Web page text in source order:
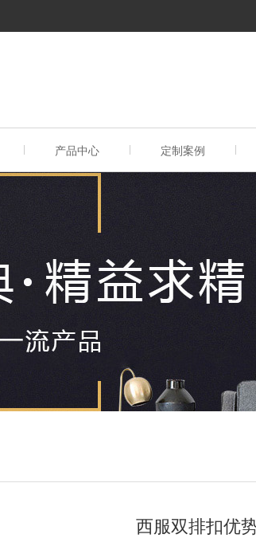
产品中心 定制案例
西服双排扣优